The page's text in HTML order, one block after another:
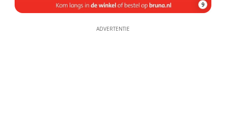
9
ADVERTENTIE